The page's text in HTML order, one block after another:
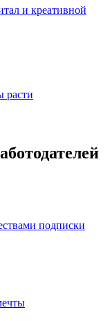
и креативной
расти
подписки